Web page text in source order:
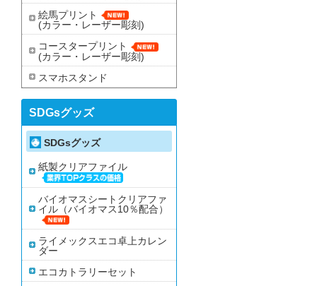
絵馬プリント
(カラー・レーザー彫刻)
コースタープリント
(カラー・レーザー彫刻)
スマホスタンド
SDGsグッズ
SDGsグッズ
紙製クリアファイル
バイオマスシートクリアファ
イル（バイオマス10％配合）
ライメックスエコ卓上カレン
ダー
エコカトラリーセット